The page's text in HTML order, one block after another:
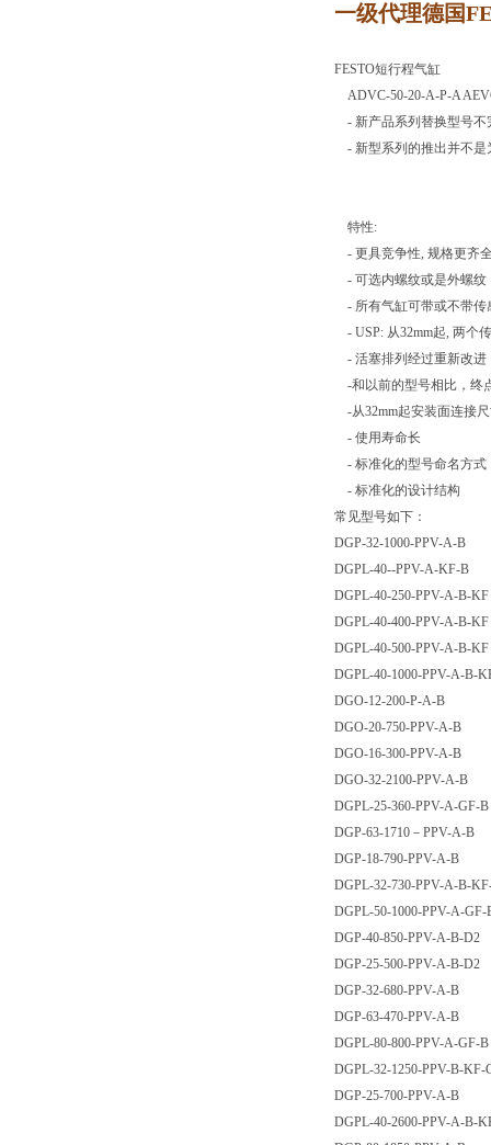
一级代理德国
FESTO短行程气缸
ADVC-50-20-A-P-A
- 新产品系列替换型号不
- 新型系列的推出并不是
特性:
- 更具竞争性, 规格更齐
- 可选内螺纹或是外螺纹
- 所有气缸可带或不带传
- USP: 从32mm起, 两个
- 活塞排列经过重新改进
-和以前的型号相比，终
-从32mm起安装面连接
- 使用寿命长
- 标准化的型号命名方式
- 标准化的设计结构
常见型号如下：
DGP-32-1000-PPV-A-B
DGPL-40--PPV-A-KF-B
DGPL-40-250-PPV-A-B-KF
DGPL-40-400-PPV-A-B-KF
DGPL-40-500-PPV-A-B-KF
DGPL-40-1000-PPV-A-B-
DGO-12-200-P-A-B
DGO-20-750-PPV-A-B
DGO-16-300-PPV-A-B
DGO-32-2100-PPV-A-B
DGPL-25-360-PPV-A-GF-B
DGP-63-1710－PPV-A-B
DGP-18-790-PPV-A-B
DGPL-32-730-PPV-A-B-
DGPL-50-1000-PPV-A-GF-
DGP-40-850-PPV-A-B-D2
DGP-25-500-PPV-A-B-D2
DGP-32-680-PPV-A-B
DGP-63-470-PPV-A-B
DGPL-80-800-PPV-A-GF-B
DGPL-32-1250-PPV-B-
DGP-25-700-PPV-A-B
DGPL-40-2600-PPV-A-B-